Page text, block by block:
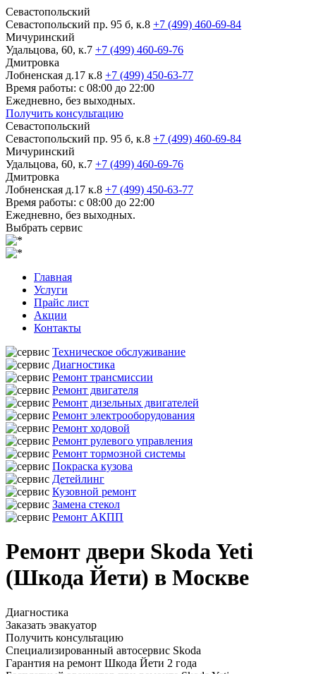
Севастопольский
Севастопольский пр. 95 б, к.8 +7 (499) 460-69-84
Мичуринский
Удальцова, 60, к.7 +7 (499) 460-69-76
Дмитровка
Лобненская д.17 к.8 +7 (499) 450-63-77
Время работы: с 08:00 до 22:00
Ежедневно, без выходных.
Получить консультацию
Севастопольский
Севастопольский пр. 95 б, к.8 +7 (499) 460-69-84
Мичуринский
Удальцова, 60, к.7 +7 (499) 460-69-76
Дмитровка
Лобненская д.17 к.8 +7 (499) 450-63-77
Время работы: с 08:00 до 22:00
Ежедневно, без выходных.
Выбрать сервис
Главная
Услуги
Прайс лист
Акции
Контакты
Техническое обслуживание
Диагностика
Ремонт трансмиссии
Ремонт двигателя
Ремонт дизельных двигателей
Ремонт электрооборудования
Ремонт ходовой
Ремонт рулевого управления
Ремонт тормозной системы
Покраска кузова
Детейлинг
Кузовной ремонт
Замена стекол
Ремонт АКПП
Ремонт двери Skoda Yeti
(Шкода Йети) в Москве
Диагностика
Заказать эвакуатор
Получить консультацию
Специализированный автосервис Skoda
Гарантия на ремонт Шкода Йети 2 года